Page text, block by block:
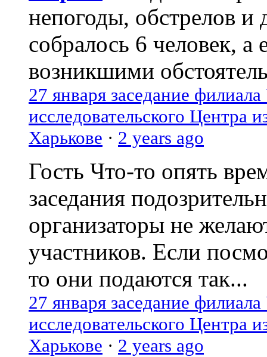
непогоды, обстрелов и
собралось 6 человек, а
возникшими
27 января заседание
исследовательского Центра
Харькове · 2 years ago
Гость Что-то опять
заседания
организаторы не
участников. Если
то они подаются так...
27 января заседание
исследовательского Центра
Харькове · 2 years ago